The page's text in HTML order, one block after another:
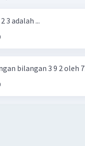
3 adalah ...
bilangan 3 9 2 oleh